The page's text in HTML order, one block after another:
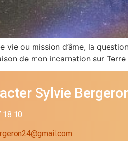
ou mission d’âme, la
de mon incarnation sur
Sylvie
18 10